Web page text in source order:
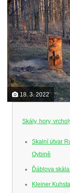
18. 3. 2022
Skály, hory,
Skalní útvar
Oybině
Ďáblova
Kleiner